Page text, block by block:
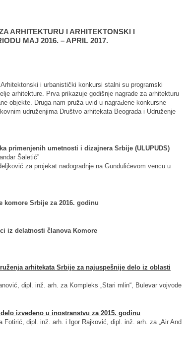
ARHITEKTURU I ARHITEKTONSKI I
MAJ 2016. – APRIL 2017.
i urbanistički konkursi stalni su programski
arhitekture. Prva prikazuje godišnje nagrade za arhitekturu
objekte. Druga nam pruža uvid u nagrađene konkursne
udruženjima Društvo arhitekata Beograda i Udruženje
primenjenih umetnosti i dizajnera Srbije (ULUPUDS)
Šaletić”
za projekat nadogradnje na Gundulićevom vencu u
komore Srbije za 2016. godinu
iz delatnosti članova Komore
arhitekata Srbije za najuspešnije delo iz oblasti
dipl. inž. arh. za Kompleks „Stari mlin“, Bulevar vojvode
izvedeno u inostranstvu za 2015. godinu
dipl. inž. arh. i Igor Rajković, dipl. inž. arh. za „Air And